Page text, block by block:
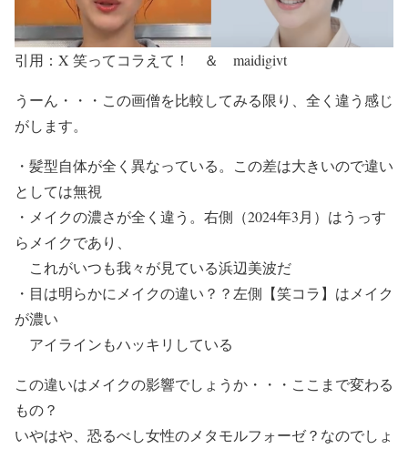
引用：X 笑ってコラえて！ ＆ maidigivt
うーん・・・この画僧を比較してみる限り、 全く違う感じ
がします。
・髪型自体が全く異なっている。この差は大きいので違い
としては無視
・ メイクの濃さが全く違う。右側（2024年3月）はうっす
らメイクであり、
これがいつも我々が見ている浜辺美波だ
・ 目は明らかにメイクの違い？？ 左側【笑コラ】はメイク
が濃い
アイラインもハッキリ している
この違いはメイクの影響でしょうか・・・ここまで変わる
もの？
いやはや、恐るべし女性のメタモルフォーゼ？ なのでしょ